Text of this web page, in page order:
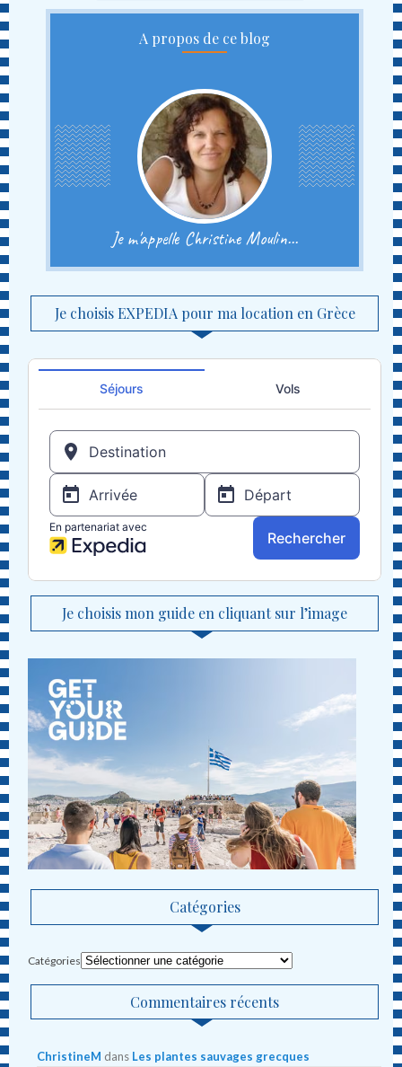
A propos de ce blog
Je m'appelle Christine Moulin...
Je choisis EXPEDIA pour ma location en Grèce
Je choisis mon guide en cliquant sur l’image
Catégories
Catégories
Commentaires récents
ChristineM dans Les plantes sauvages grecques